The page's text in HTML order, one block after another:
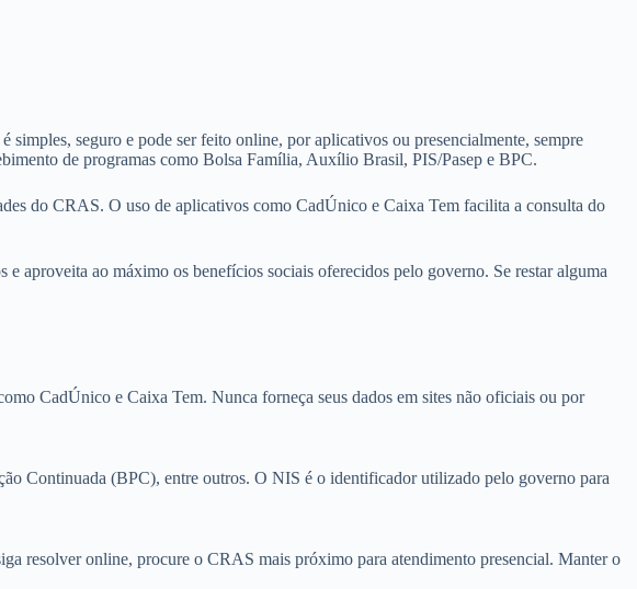
seguro e pode ser feito online, por aplicativos ou presencialmente, sempre
de programas como Bolsa Família, Auxílio Brasil, PIS/Pasep e BPC.
do CRAS. O uso de aplicativos como CadÚnico e Caixa Tem facilita a consulta do
aproveita ao máximo os benefícios sociais oferecidos pelo governo. Se restar alguma
CadÚnico e Caixa Tem. Nunca forneça seus dados em sites não oficiais ou por
Continuada (BPC), entre outros. O NIS é o identificador utilizado pelo governo para
resolver online, procure o CRAS mais próximo para atendimento presencial. Manter o